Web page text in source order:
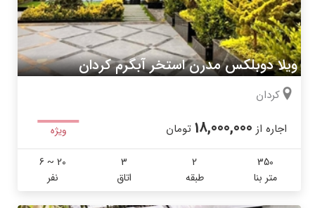
ویلا دوبلکس مدرن استخر آبگرم کردان
کردان
اجاره از 18,000,000 تومان ویژه
350
متر بنا
2
طبقه
3
اتاق
6 ~ 20
نفر